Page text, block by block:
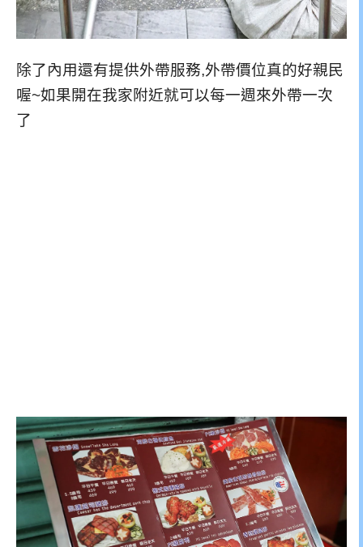
除了內用還有提供外帶服務,外帶價位真的好親民
喔~如果開在我家附近就可以每一週來外帶一次
了